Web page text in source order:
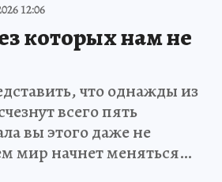
12:06
которых нам не
что однажды из
всего пять
вы этого даже не
мир начнет меняться…